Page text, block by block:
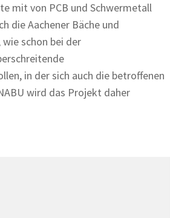
mit von PCB und Schwermetall
die Aachener Bäche und
schon bei der
in der sich auch die betroffenen
wird das Projekt daher